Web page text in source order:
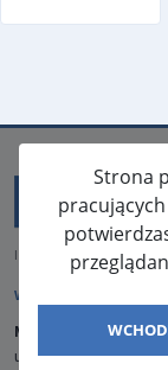
Strona
ISSN: 2080-5438
WYDAWCA
Media-Press Sp. z
ul. Gwiaździsta 7B/8